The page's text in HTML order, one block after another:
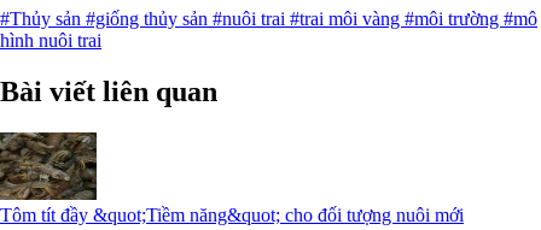
#Thủy sản #giống thủy sản #nuôi trai #trai môi vàng #môi trường #mô
hình nuôi trai
Bài viết liên quan
Tôm tít đầy &quot;Tiềm năng&quot; cho đối tượng nuôi mới